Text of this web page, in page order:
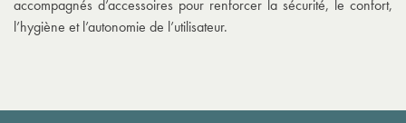
accompagnés d’accessoires pour renforcer la sécurité, le confort,
l’hygiène et l’autonomie de l’utilisateur.